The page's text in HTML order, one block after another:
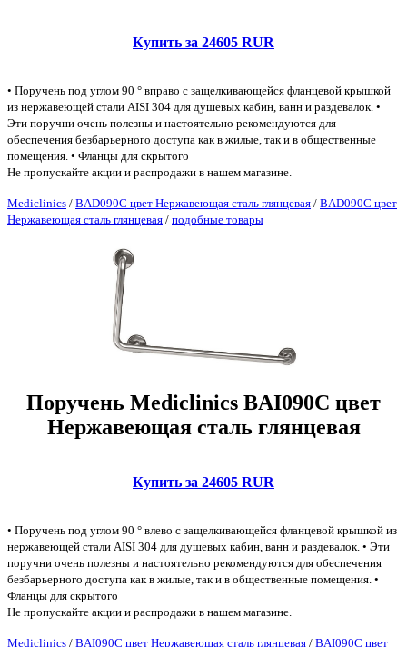
Купить за 24605 RUR
• Поручень под углом 90 ° вправо с защелкивающейся фланцевой крышкой
из нержавеющей стали AISI 304 для душевых кабин, ванн и раздевалок. •
Эти поручни очень полезны и настоятельно рекомендуются для
обеспечения безбарьерного доступа как в жилые, так и в общественные
помещения. • Фланцы для скрытого
Не пропускайте акции и распродажи в нашем магазине.
Mediclinics / BAD090C цвет Нержавеющая сталь глянцевая / BAD090C цвет
Нержавеющая сталь глянцевая / подобные товары
Поручень Mediclinics BAI090C цвет
Нержавеющая сталь глянцевая
Купить за 24605 RUR
• Поручень под углом 90 ° влево с защелкивающейся фланцевой крышкой из
нержавеющей стали AISI 304 для душевых кабин, ванн и раздевалок. • Эти
поручни очень полезны и настоятельно рекомендуются для обеспечения
безбарьерного доступа как в жилые, так и в общественные помещения. •
Фланцы для скрытого
Не пропускайте акции и распродажи в нашем магазине.
Mediclinics / BAI090C цвет Нержавеющая сталь глянцевая / BAI090C цвет